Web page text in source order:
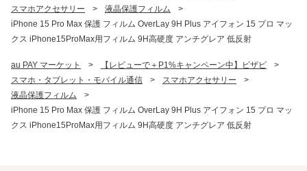
スマホアクセサリー
> 液晶保護フィルム
>
iPhone 15 Pro Max 保護 フィルム OverLay 9H Plus アイフォン 15 プロ マッ
クス iPhone15ProMax用フィルム 9H高硬度 アンチグレア 低反射
au PAY マーケット > 【レビューで＋P1%キャンペーン中】ビザビ
>
スマホ・タブレット・モバイル通信
> スマホアクセサリー
>
液晶保護フィルム
>
iPhone 15 Pro Max 保護 フィルム OverLay 9H Plus アイフォン 15 プロ マッ
クス iPhone15ProMax用フィルム 9H高硬度 アンチグレア 低反射